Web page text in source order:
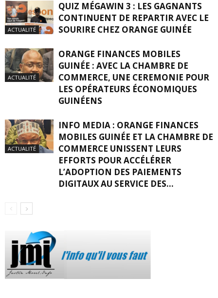
ACTUALITÉ
QUIZ MÉGAWIN 3 : LES GAGNANTS
CONTINUENT DE REPARTIR AVEC LE
SOURIRE CHEZ ORANGE GUINÉE
ACTUALITÉ
ORANGE FINANCES MOBILES
GUINÉE : AVEC LA CHAMBRE DE
COMMERCE, UNE CEREMONIE POUR
LES OPÉRATEURS ÉCONOMIQUES
GUINÉENS
ACTUALITÉ
INFO MEDIA : ORANGE FINANCES
MOBILES GUINÉE ET LA CHAMBRE DE
COMMERCE UNISSENT LEURS
EFFORTS POUR ACCÉLÉRER
L’ADOPTION DES PAIEMENTS
DIGITAUX AU SERVICE DES...